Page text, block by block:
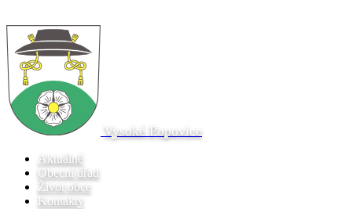
Vysoké Popovice
Aktuálně
Obecní úřad
Život obce
Kontakty